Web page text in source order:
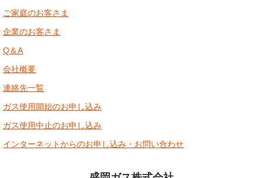
ご家庭のお客さま
企業のお客さま
Q＆A
会社概要
連絡先一覧
ガス使用開始のお申し込み
ガス使用中止のお申し込み
インターネットからのお申し込み・お問い合わせ